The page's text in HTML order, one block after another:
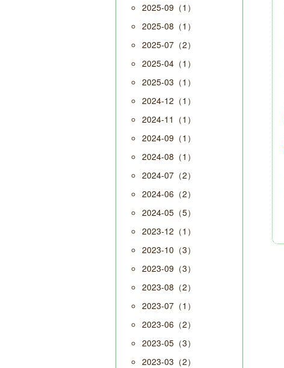
2025-09（1）
2025-08（1）
2025-07（2）
2025-04（1）
2025-03（1）
2024-12（1）
2024-11（1）
2024-09（1）
2024-08（1）
2024-07（2）
2024-06（2）
2024-05（5）
2023-12（1）
2023-10（3）
2023-09（3）
2023-08（2）
2023-07（1）
2023-06（2）
2023-05（3）
2023-03（2）